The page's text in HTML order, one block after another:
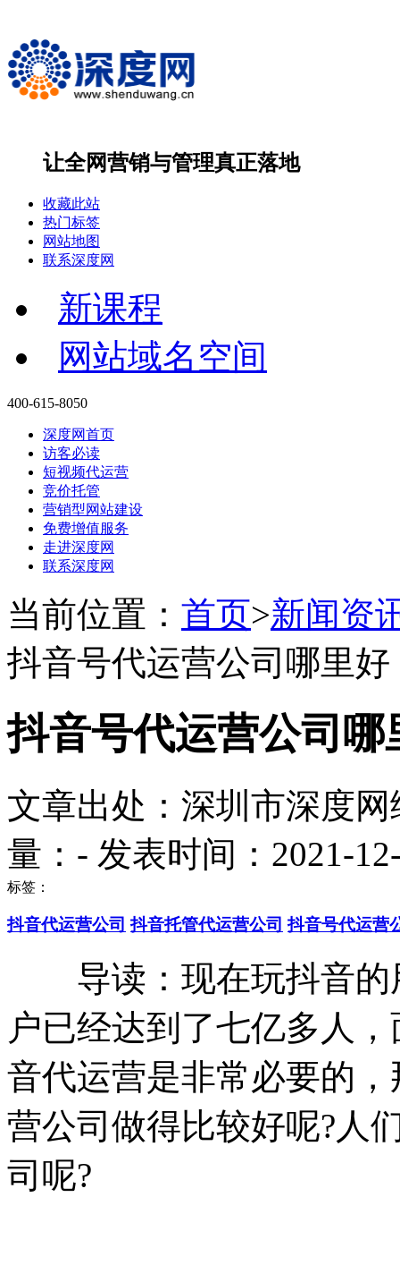
让全网营销与管理真正落地
收藏此站
热门标签
网站地图
联系深度网
新课程
网站域名空间
400-615-8050
深度网首页
访客必读
短视频代运营
竞价托管
营销型网站建设
免费增值服务
走进深度网
联系深度网
当前位置： 首页>新闻资
抖音号代运营公司哪里好
抖音号代运营公司哪
文章出处：深圳市深度
量： - 发表时间：2021-
标签：
抖音代运营公司 抖音托管代运营公司 抖音号代运营
导读：现在玩抖音的
户已经达到了七亿多人
音代运营是非常必要的
营公司做得比较好呢?人
司呢?